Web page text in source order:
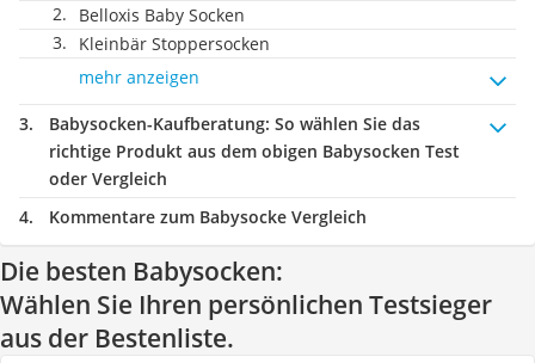
Belloxis Baby Socken
Kleinbär Stoppersocken
mehr anzeigen
Babysocken-Kaufberatung: So wählen Sie das
richtige Produkt aus dem obigen Babysocken Test
oder Vergleich
Kommentare zum Babysocke Vergleich
Die besten Babysocken:
Wählen Sie Ihren persönlichen Testsieger
aus der Bestenliste.